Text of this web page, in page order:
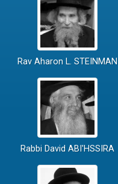
Rav Aharon L. STEINMAN
Rabbi David ABI'HSSIRA